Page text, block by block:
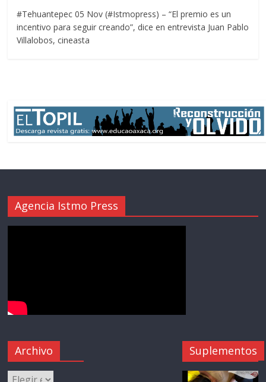
#Tehuantepec 05 Nov (#Istmopress) – “El premio es un
incentivo para seguir creando”, dice en entrevista Juan Pablo
Villalobos, cineasta
Agencia Istmo Press
Archivo Suplementos